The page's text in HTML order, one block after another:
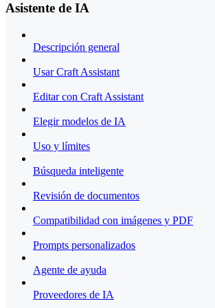
Asistente de IA
Descripción general
Usar Craft Assistant
Editar con Craft Assistant
Elegir modelos de IA
Uso y límites
Búsqueda inteligente
Revisión de documentos
Compatibilidad con imágenes y PDF
Prompts personalizados
Agente de ayuda
Proveedores de IA